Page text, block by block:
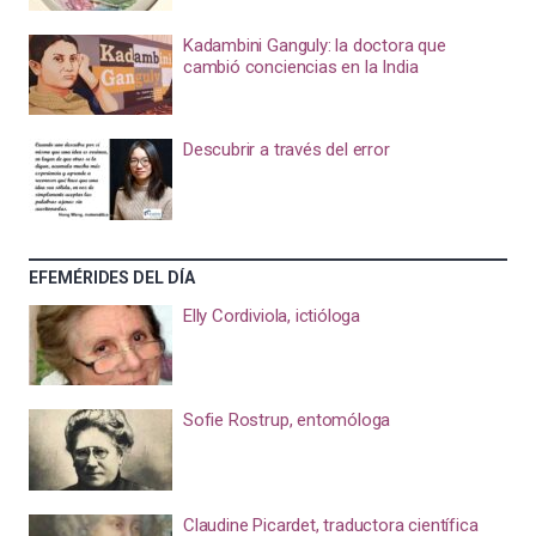
Kadambini Ganguly: la doctora que
cambió conciencias en la India
Descubrir a través del error
EFEMÉRIDES DEL DÍA
Elly Cordiviola, ictióloga
Sofie Rostrup, entomóloga
Claudine Picardet, traductora científica